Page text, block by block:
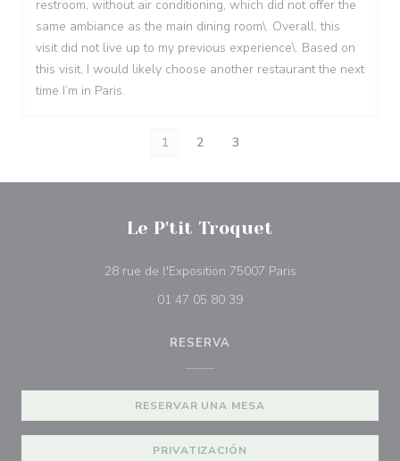
restroom, without air conditioning, which did not offer the
same ambiance as the main dining room\. Overall, this
visit did not live up to my previous experience\. Based on
this visit, I would likely choose another restaurant the next
time I’m in Paris.
1 2 3
Le P'tit Troquet
28 rue de l'Exposition 75007 Paris((abre en una
01 47 05 80 39
RESERVA
RESERVAR UNA MESA
PRIVATIZACIÓN